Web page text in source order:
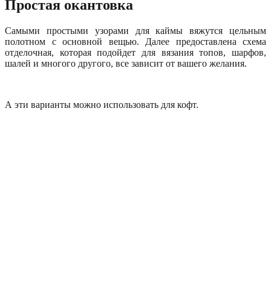
Простая окантовка
Самыми простыми узорами для каймы вяжутся цельным
полотном с основной вещью. Далее предоставлена схема
отделочная, которая подойдет для вязания топов, шарфов,
шалей и многого другого, все зависит от вашего желания.
А эти варианты можно использовать для кофт.